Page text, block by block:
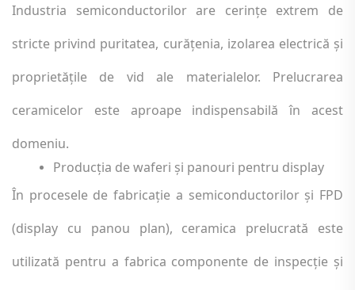
Industria semiconductorilor are cerințe extrem de
stricte privind puritatea, curățenia, izolarea electrică și
proprietățile de vid ale materialelor. Prelucrarea
ceramicelor este aproape indispensabilă în acest
domeniu.
Producția de waferi și panouri pentru display
În procesele de fabricație a semiconductorilor și FPD
(display cu panou plan), ceramica prelucrată este
utilizată pentru a fabrica componente de inspecție și